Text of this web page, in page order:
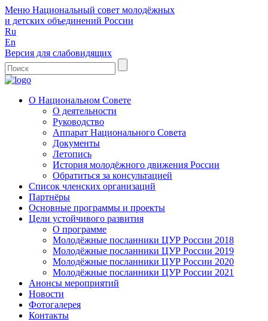
Меню Национальный совет молодёжных
и детских объединений России
Ru
En
Версия для слабовидящих
О Национальном Совете
О деятельности
Руководство
Аппарат Национального Совета
Документы
Летопись
История молодёжного движения России
Обратиться за консультацией
Список членских организаций
Партнёры
Основные программы и проекты
Цели устойчивого развития
О программе
Молодёжные посланники ЦУР России 2018
Молодёжные посланники ЦУР России 2019
Молодёжные посланники ЦУР России 2020
Молодёжные посланники ЦУР России 2021
Анонсы мероприятий
Новости
Фотогалерея
Контакты